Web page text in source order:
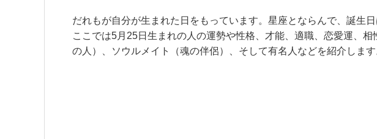
だれもが自分が生まれた日をもっています。星座とならんで、誕生
ここでは5月25日生まれの人の運勢や性格、才能、適職、恋愛運、
の人）、ソウルメイト（魂の伴侶）、そして有名人などを紹介します